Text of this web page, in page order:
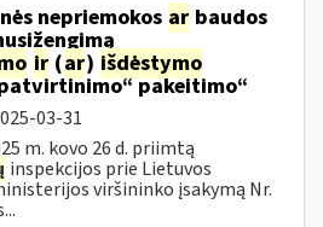
nepriemokos ar baudos
ir (ar) išdėstymo
pakeitimo“
03-31
m. kovo 26 d. priimtą
inspekcijos prie Lietuvos
viršininko įsakymą Nr.